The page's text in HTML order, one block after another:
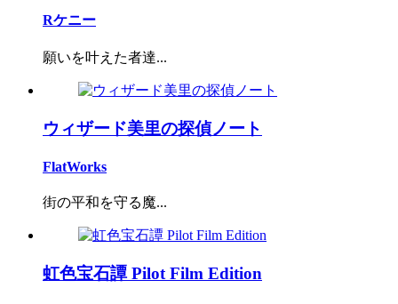
Rケニー
願いを叶えた者達...
ウィザード美里の探偵ノート
FlatWorks
街の平和を守る魔...
虹色宝石譚 Pilot Film Edition